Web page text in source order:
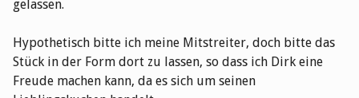
gelassen.
Hypothetisch bitte ich meine Mitstreiter, doch bitte das
Stück in der Form dort zu lassen, so dass ich Dirk eine
Freude machen kann, da es sich um seinen